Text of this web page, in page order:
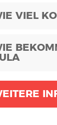
VIEL